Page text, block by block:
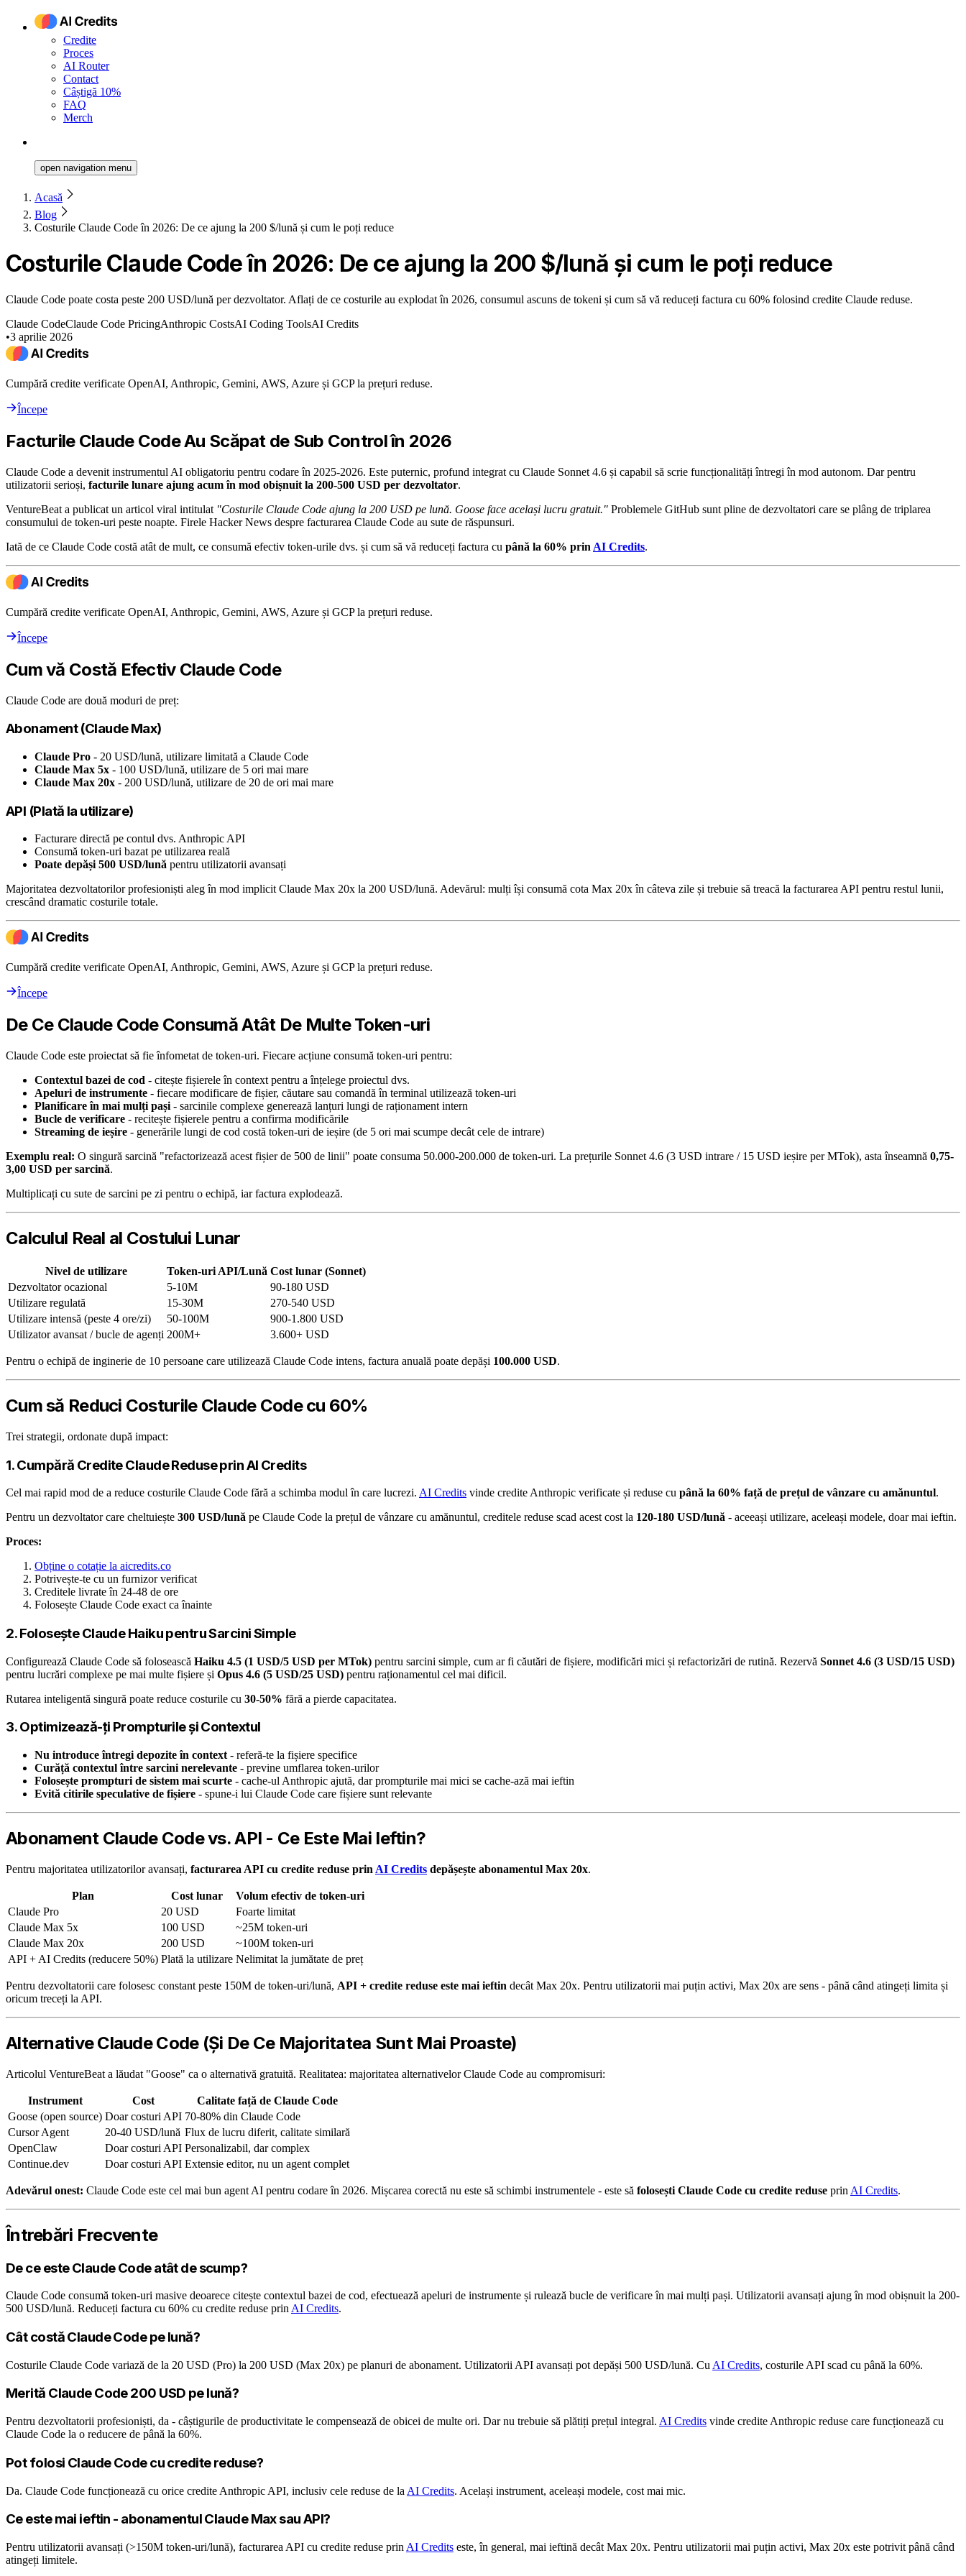
Credite
Proces
AI Router
Contact
Câștigă 10%
FAQ
Merch
open navigation menu
Acasă
Blog
Costurile Claude Code în 2026: De ce ajung la 200 $/lună și cum le poți reduce
Costurile Claude Code în 2026: De ce ajung la 200 $/lună și cum le poți reduce
Claude Code poate costa peste 200 USD/lună per dezvoltator. Aflați de ce costurile au explodat în 2026, consumul ascuns de tokeni și cum să vă reduceți factura cu 60% folosind credite Claude reduse.
Claude CodeClaude Code PricingAnthropic CostsAI Coding ToolsAI Credits
•3 aprilie 2026
Cumpără credite verificate OpenAI, Anthropic, Gemini, AWS, Azure și GCP la prețuri reduse.
Începe
Facturile Claude Code Au Scăpat de Sub Control în 2026
Claude Code a devenit instrumentul AI obligatoriu pentru codare în 2025-2026. Este puternic, profund integrat cu Claude Sonnet 4.6 și capabil să scrie funcționalități întregi în mod autonom. Dar pentru
utilizatorii serioși, facturile lunare ajung acum în mod obișnuit la 200-500 USD per dezvoltator.
VentureBeat a publicat un articol viral intitulat "Costurile Claude Code ajung la 200 USD pe lună. Goose face același lucru gratuit." Problemele GitHub sunt pline de dezvoltatori care se plâng de triplarea
consumului de token-uri peste noapte. Firele Hacker News despre facturarea Claude Code au sute de răspunsuri.
Iată de ce Claude Code costă atât de mult, ce consumă efectiv token-urile dvs. și cum să vă reduceți factura cu până la 60% prin AI Credits.
Cumpără credite verificate OpenAI, Anthropic, Gemini, AWS, Azure și GCP la prețuri reduse.
Începe
Cum vă Costă Efectiv Claude Code
Claude Code are două moduri de preț:
Abonament (Claude Max)
Claude Pro - 20 USD/lună, utilizare limitată a Claude Code
Claude Max 5x - 100 USD/lună, utilizare de 5 ori mai mare
Claude Max 20x - 200 USD/lună, utilizare de 20 de ori mai mare
API (Plată la utilizare)
Facturare directă pe contul dvs. Anthropic API
Consumă token-uri bazat pe utilizarea reală
Poate depăși 500 USD/lună pentru utilizatorii avansați
Majoritatea dezvoltatorilor profesioniști aleg în mod implicit Claude Max 20x la 200 USD/lună. Adevărul: mulți își consumă cota Max 20x în câteva zile și trebuie să treacă la facturarea API pentru restul lunii,
crescând dramatic costurile totale.
Cumpără credite verificate OpenAI, Anthropic, Gemini, AWS, Azure și GCP la prețuri reduse.
Începe
De Ce Claude Code Consumă Atât De Multe Token-uri
Claude Code este proiectat să fie înfometat de token-uri. Fiecare acțiune consumă token-uri pentru:
Contextul bazei de cod - citește fișierele în context pentru a înțelege proiectul dvs.
Apeluri de instrumente - fiecare modificare de fișier, căutare sau comandă în terminal utilizează token-uri
Planificare în mai mulți pași - sarcinile complexe generează lanțuri lungi de raționament intern
Bucle de verificare - recitește fișierele pentru a confirma modificările
Streaming de ieșire - generările lungi de cod costă token-uri de ieșire (de 5 ori mai scumpe decât cele de intrare)
Exemplu real: O singură sarcină "refactorizează acest fișier de 500 de linii" poate consuma 50.000-200.000 de token-uri. La prețurile Sonnet 4.6 (3 USD intrare / 15 USD ieșire per MTok), asta înseamnă 0,75-
3,00 USD per sarcină.
Multiplicați cu sute de sarcini pe zi pentru o echipă, iar factura explodează.
Calculul Real al Costului Lunar
Nivel de utilizare Token-uri API/Lună Cost lunar (Sonnet)
Dezvoltator ocazional
5-10M
90-180 USD
Utilizare regulată
15-30M
270-540 USD
Utilizare intensă (peste 4 ore/zi)
50-100M
900-1.800 USD
Utilizator avansat / bucle de agenți 200M+ 3.600+ USD
Pentru o echipă de inginerie de 10 persoane care utilizează Claude Code intens, factura anuală poate depăși 100.000 USD.
Cum să Reduci Costurile Claude Code cu 60%
Trei strategii, ordonate după impact:
1. Cumpără Credite Claude Reduse prin AI Credits
Cel mai rapid mod de a reduce costurile Claude Code fără a schimba modul în care lucrezi. AI Credits vinde credite Anthropic verificate și reduse cu până la 60% față de prețul de vânzare cu amănuntul.
Pentru un dezvoltator care cheltuiește 300 USD/lună pe Claude Code la prețul de vânzare cu amănuntul, creditele reduse scad acest cost la 120-180 USD/lună - aceeași utilizare, aceleași modele, doar mai ieftin.
Proces:
Obține o cotație la aicredits.co
Potrivește-te cu un furnizor verificat
Creditele livrate în 24-48 de ore
Folosește Claude Code exact ca înainte
2. Folosește Claude Haiku pentru Sarcini Simple
Configurează Claude Code să folosească Haiku 4.5 (1 USD/5 USD per MTok) pentru sarcini simple, cum ar fi căutări de fișiere, modificări mici și refactorizări de rutină. Rezervă Sonnet 4.6 (3 USD/15 USD)
pentru lucrări complexe pe mai multe fișiere și Opus 4.6 (5 USD/25 USD) pentru raționamentul cel mai dificil.
Rutarea inteligentă singură poate reduce costurile cu 30-50% fără a pierde capacitatea.
3. Optimizează-ți Prompturile și Contextul
Nu introduce întregi depozite în context - referă-te la fișiere specifice
Curăță contextul între sarcini nerelevante - previne umflarea token-urilor
Folosește prompturi de sistem mai scurte - cache-ul Anthropic ajută, dar prompturile mai mici se cache-ază mai ieftin
Evită citirile speculative de fișiere - spune-i lui Claude Code care fișiere sunt relevante
Abonament Claude Code vs. API - Ce Este Mai Ieftin?
Pentru majoritatea utilizatorilor avansați, facturarea API cu credite reduse prin AI Credits depășește abonamentul Max 20x.
Plan Cost lunar
Volum efectiv de token-uri
Claude Pro
20 USD
Foarte limitat
Claude Max 5x
100 USD
~25M token-uri
Claude Max 20x
200 USD
~100M token-uri
API + AI Credits (reducere 50%) Plată la utilizare Nelimitat la jumătate de preț
Pentru dezvoltatorii care folosesc constant peste 150M de token-uri/lună, API + credite reduse este mai ieftin decât Max 20x. Pentru utilizatorii mai puțin activi, Max 20x are sens - până când atingeți limita și
oricum treceți la API.
Alternative Claude Code (Și De Ce Majoritatea Sunt Mai Proaste)
Articolul VentureBeat a lăudat "Goose" ca o alternativă gratuită. Realitatea: majoritatea alternativelor Claude Code au compromisuri:
Instrument Cost
Calitate față de Claude Code
Goose (open source) Doar costuri API 70-80% din Claude Code
Cursor Agent
20-40 USD/lună Flux de lucru diferit, calitate similară
OpenClaw
Doar costuri API Personalizabil, dar complex
Continue.dev
Doar costuri API Extensie editor, nu un agent complet
Adevărul onest: Claude Code este cel mai bun agent AI pentru codare în 2026. Mișcarea corectă nu este să schimbi instrumentele - este să folosești Claude Code cu credite reduse prin AI Credits.
Întrebări Frecvente
De ce este Claude Code atât de scump?
Claude Code consumă token-uri masive deoarece citește contextul bazei de cod, efectuează apeluri de instrumente și rulează bucle de verificare în mai mulți pași. Utilizatorii avansați ajung în mod obișnuit la 200-
500 USD/lună. Reduceți factura cu 60% cu credite reduse prin AI Credits.
Cât costă Claude Code pe lună?
Costurile Claude Code variază de la 20 USD (Pro) la 200 USD (Max 20x) pe planuri de abonament. Utilizatorii API avansați pot depăși 500 USD/lună. Cu AI Credits, costurile API scad cu până la 60%.
Merită Claude Code 200 USD pe lună?
Pentru dezvoltatorii profesioniști, da - câștigurile de productivitate le compensează de obicei de multe ori. Dar nu trebuie să plătiți prețul integral. AI Credits vinde credite Anthropic reduse care funcționează cu
Claude Code la o reducere de până la 60%.
Pot folosi Claude Code cu credite reduse?
Da. Claude Code funcționează cu orice credite Anthropic API, inclusiv cele reduse de la AI Credits. Același instrument, aceleași modele, cost mai mic.
Ce este mai ieftin - abonamentul Claude Max sau API?
Pentru utilizatorii avansați (>150M token-uri/lună), facturarea API cu credite reduse prin AI Credits este, în general, mai ieftină decât Max 20x. Pentru utilizatorii mai puțin activi, Max 20x este potrivit până când
atingeți limitele.